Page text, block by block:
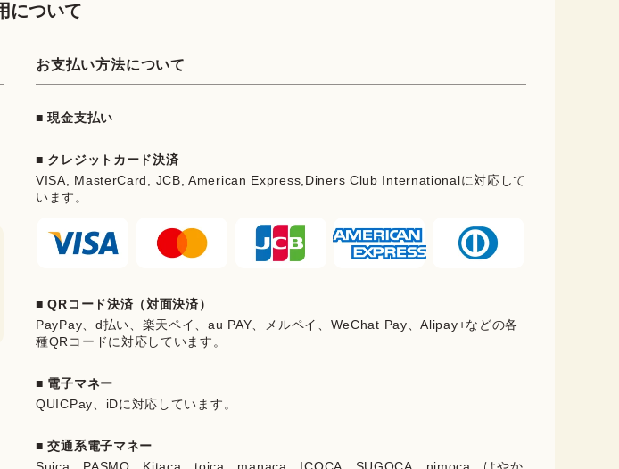
について
お支払い方法について
■ 現金支払い
■ クレジットカード決済
VISA, MasterCard, JCB, American Express,Diners Club Internationalに対応して
います。
■ QRコード決済（対面決済）
PayPay、d払い、楽天ペイ、au PAY、メルペイ、WeChat Pay、Alipay+などの各
種QRコードに対応しています。
■ 電子マネー
QUICPay、iDに対応しています。
■ 交通系電子マネー